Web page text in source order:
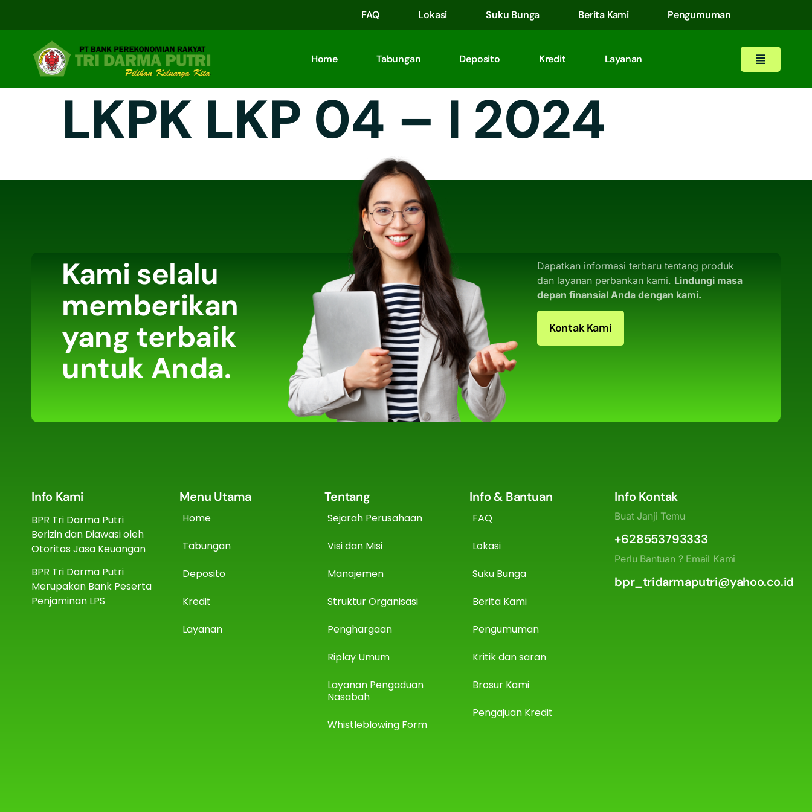
FAQ Lokasi Suku Bunga Berita Kami Pengumuman
Home Tabungan Deposito Kredit Layanan
LKPK LKP 04 – I 2024
Kami selalu
memberikan
yang terbaik
untuk Anda.
Dapatkan informasi terbaru tentang produk
dan layanan perbankan kami. Lindungi masa
depan finansial Anda dengan kami.
Kontak Kami
Info Kami
BPR Tri Darma Putri
Berizin dan Diawasi oleh
Otoritas Jasa Keuangan
BPR Tri Darma Putri
Merupakan Bank Peserta
Penjaminan LPS
Menu Utama
Home
Tabungan
Deposito
Kredit
Layanan
Tentang
Sejarah Perusahaan
Visi dan Misi
Manajemen
Struktur Organisasi
Penghargaan
Riplay Umum
Layanan Pengaduan
Nasabah
Whistleblowing Form
Info & Bantuan
FAQ
Lokasi
Suku Bunga
Berita Kami
Pengumuman
Kritik dan saran
Brosur Kami
Pengajuan Kredit
Info Kontak
Buat Janji Temu
+628553793333
Perlu Bantuan ? Email Kami
bpr_tridarmaputri@yahoo.co.id